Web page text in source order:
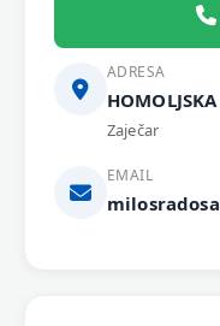
ADRESA
Zaječar
EMAIL